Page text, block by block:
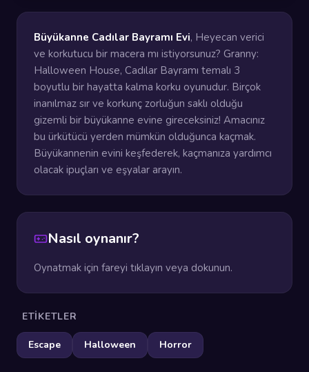
Büyükanne Cadılar Bayramı Evi, Heyecan verici
ve korkutucu bir macera mı istiyorsunuz? Granny:
Halloween House, Cadılar Bayramı temalı 3
boyutlu bir hayatta kalma korku oyunudur. Birçok
inanılmaz sır ve korkunç zorluğun saklı olduğu
gizemli bir büyükanne evine gireceksiniz! Amacınız
bu ürkütücü yerden mümkün olduğunca kaçmak.
Büyükannenin evini keşfederek, kaçmanıza yardımcı
olacak ipuçları ve eşyalar arayın.
Nasıl oynanır?
Oynatmak için fareyi tıklayın veya dokunun.
ETIKETLER
Escape Halloween Horror